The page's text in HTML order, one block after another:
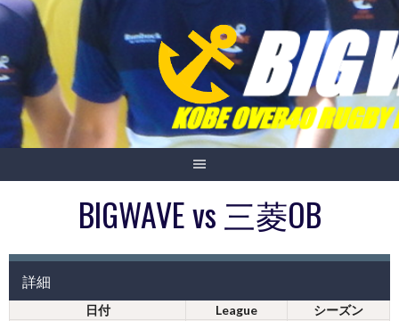
Skip
content
BIGWAVE vs 三菱OB
詳細
日付 League
シーズン